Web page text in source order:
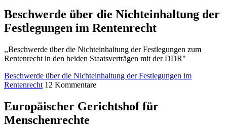
Beschwerde über die Nichteinhaltung der
Festlegungen im Rentenrecht
,,Beschwerde über die Nichteinhaltung der Festlegungen zum
Rentenrecht in den beiden Staatsverträgen mit der DDR"
Beschwerde über die Nichteinhaltung der Festlegungen im
Rentenrecht 12 Kommentare
Europäischer Gerichtshof für
Menschenrechte